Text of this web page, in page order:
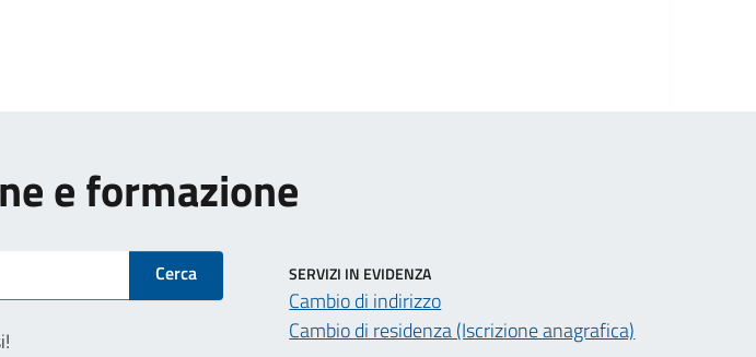
e formazione
Cerca SERVIZI IN EVIDENZA
Cambio di indirizzo
Cambio di residenza (Iscrizione anagrafica)